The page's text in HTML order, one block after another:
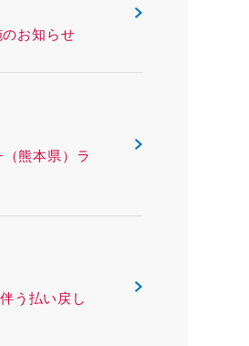
お知らせ
熊本県）ラ
う払い戻し